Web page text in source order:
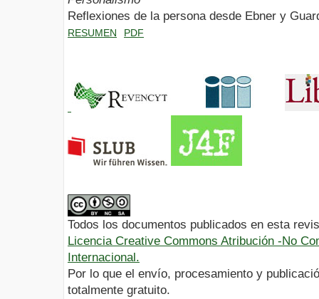
Reflexiones de la persona desde Ebner y
RESUMEN PDF
Todos los documentos publicados en esta
Licencia Creative Commons Atribución -No
Internacional.
Por lo que el envío, procesamiento y
totalmente gratuito.